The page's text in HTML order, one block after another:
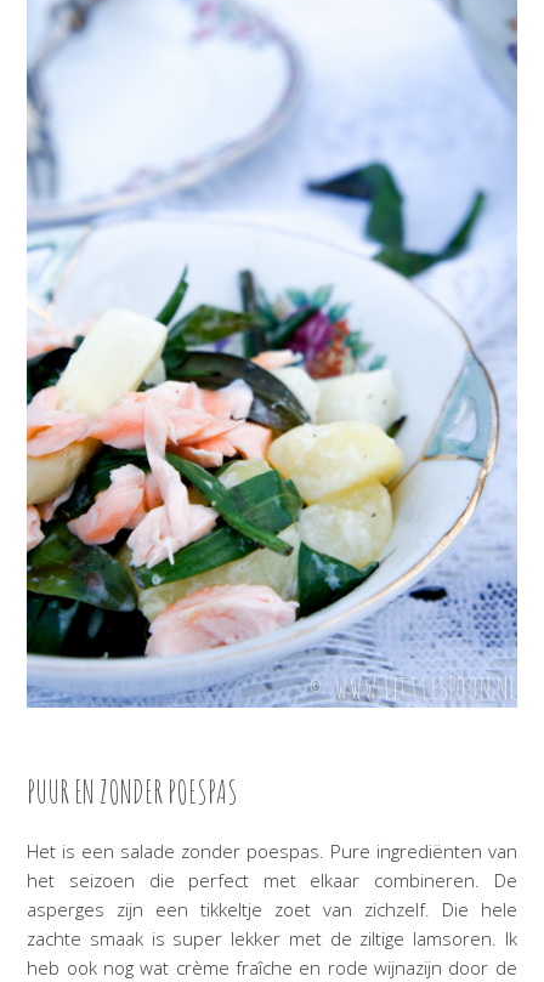
PUUR EN ZONDER POESPAS
Het is een salade zonder poespas. Pure ingrediënten van
het seizoen die perfect met elkaar combineren. De
asperges zijn een tikkeltje zoet van zichzelf. Die hele
zachte smaak is super lekker met de ziltige lamsoren. Ik
heb ook nog wat crème fraîche en rode wijnazijn door de